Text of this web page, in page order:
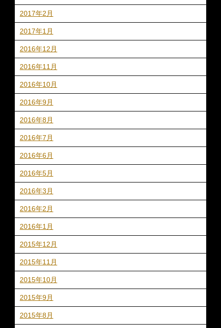
2017年2月
2017年1月
2016年12月
2016年11月
2016年10月
2016年9月
2016年8月
2016年7月
2016年6月
2016年5月
2016年3月
2016年2月
2016年1月
2015年12月
2015年11月
2015年10月
2015年9月
2015年8月